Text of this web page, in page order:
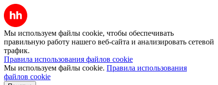
Мы используем файлы cookie, чтобы обеспечивать
правильную работу нашего веб-сайта и анализировать сетевой
трафик.
Правила использования файлов cookie
Мы используем файлы cookie. Правила использования
файлов cookie